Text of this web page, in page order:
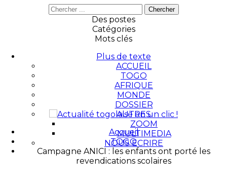
Des postes
Catégories
Mots clés
Plus de texte
ACCUEIL
TOGO
AFRIQUE
MONDE
DOSSIER
AUTRES
ZOOM
MULTIMEDIA
NOUS ECRIRE
Accueil
TOGO
Campagne ANICI : les enfants ont porté les
revendications scolaires